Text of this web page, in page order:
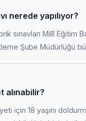
nerede yapılıyor?
sınavları Millî Eğitim
Şube Müdürlüğü
alınabilir?
için 18 yaşını